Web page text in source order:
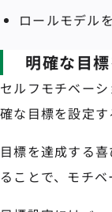
ロールモデル
明確な目
セルフモチベー
確な目標を設定す
目標を達成する
ることで、モチ